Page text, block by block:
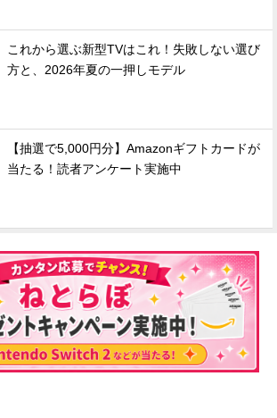
これから選ぶ新型TVはこれ！失敗しない選び
方と、2026年夏の一押しモデル
【抽選で5,000円分】Amazonギフトカードが
当たる！読者アンケート実施中